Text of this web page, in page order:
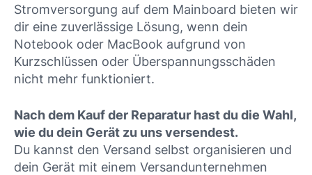
Stromversorgung auf dem Mainboard bieten wir
dir eine zuverlässige Lösung, wenn dein
Notebook oder MacBook aufgrund von
Kurzschlüssen oder Überspannungsschäden
nicht mehr funktioniert.
Nach dem Kauf der Reparatur hast du die Wahl,
wie du dein Gerät zu uns versendest.
Du kannst den Versand selbst organisieren und
dein Gerät mit einem Versandunternehmen